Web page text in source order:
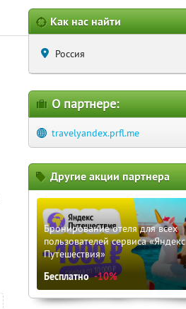
Как нас найти
Россия
О партнере:
travelyandex.prfl.me
Другие акции партнера
Бронирование отеля для всех
пользователей сервиса «Яндекс
Путешествия»
Бесплатно -10%